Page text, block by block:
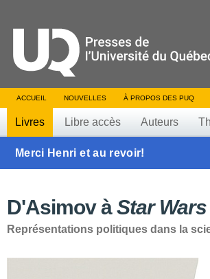
ACCUEIL NOUVELLES À PROPOS DES PUQ
Livres Libre accès Auteurs
Merci Henri et au revoir!
D'Asimov àStar Wars
Représentations politiques dans la